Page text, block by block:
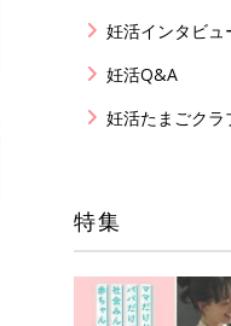
妊活インタビュ
妊活Q&A
妊活たまごクラ
特集